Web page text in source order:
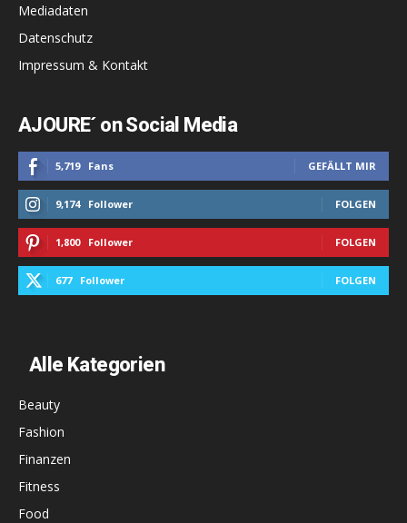
Mediadaten
Datenschutz
Impressum & Kontakt
AJOURE´ on Social Media
5,719 Fans GEFÄLLT MIR
9,174 Follower FOLGEN
1,800 Follower FOLGEN
677 Follower FOLGEN
Alle Kategorien
Beauty
Fashion
Finanzen
Fitness
Food